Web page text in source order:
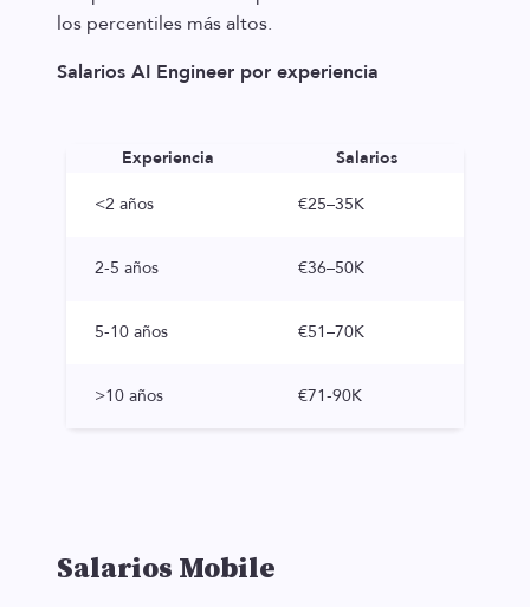
los percentiles más altos.
Salarios AI Engineer por experiencia
Experiencia Salarios
<2 años €25–35K
2-5 años €36–50K
5-10 años €51–70K
>10 años €71-90K
Salarios Mobile